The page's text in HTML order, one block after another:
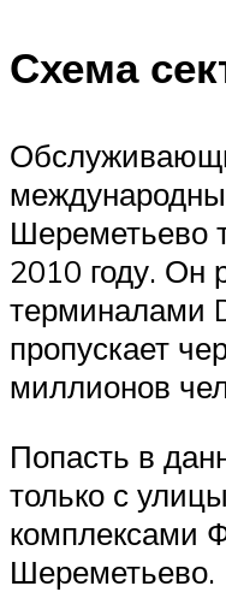
Схема
Шереметьево
2010 году. Он
терминалами
пропускает
миллионов
Попасть в
только с
комплексами
Шереметьево.